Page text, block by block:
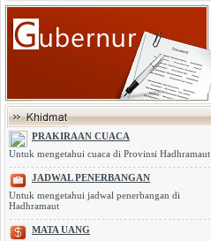
PRAKIRAAN CUACA
Untuk mengetahui cuaca di Provinsi Hadhramaut
JADWAL PENERBANGAN
Untuk mengetahui jadwal penerbangan di
Hadhramaut
MATA UANG